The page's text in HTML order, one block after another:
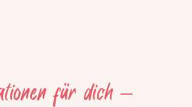
für dich –